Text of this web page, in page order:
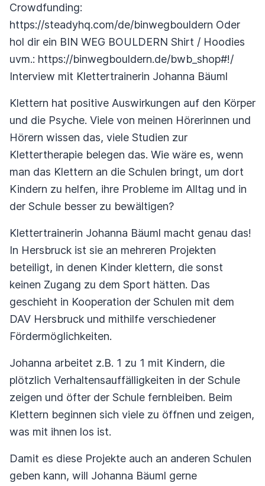
Crowdfunding:
https://steadyhq.com/de/binwegbouldern Oder
hol dir ein BIN WEG BOULDERN Shirt / Hoodies
uvm.: https://binwegbouldern.de/bwb_shop#!/
Interview mit Klettertrainerin Johanna Bäuml
Klettern hat positive Auswirkungen auf den Körper
und die Psyche. Viele von meinen Hörerinnen und
Hörern wissen das, viele Studien zur
Klettertherapie belegen das. Wie wäre es, wenn
man das Klettern an die Schulen bringt, um dort
Kindern zu helfen, ihre Probleme im Alltag und in
der Schule besser zu bewältigen?
Klettertrainerin Johanna Bäuml macht genau das!
In Hersbruck ist sie an mehreren Projekten
beteiligt, in denen Kinder klettern, die sonst
keinen Zugang zu dem Sport hätten. Das
geschieht in Kooperation der Schulen mit dem
DAV Hersbruck und mithilfe verschiedener
Fördermöglichkeiten.
Johanna arbeitet z.B. 1 zu 1 mit Kindern, die
plötzlich Verhaltensauffälligkeiten in der Schule
zeigen und öfter der Schule fernbleiben. Beim
Klettern beginnen sich viele zu öffnen und zeigen,
was mit ihnen los ist.
Damit es diese Projekte auch an anderen Schulen
geben kann, will Johanna Bäuml gerne